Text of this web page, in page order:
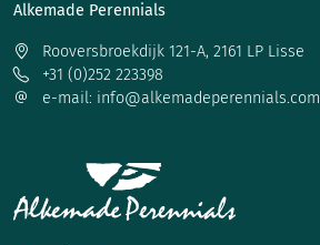
Alkemade Perennials
Rooversbroekdijk 121-A, 2161 LP Lisse
+31 (0)252 223398
e-mail: info@alkemadeperennials.com